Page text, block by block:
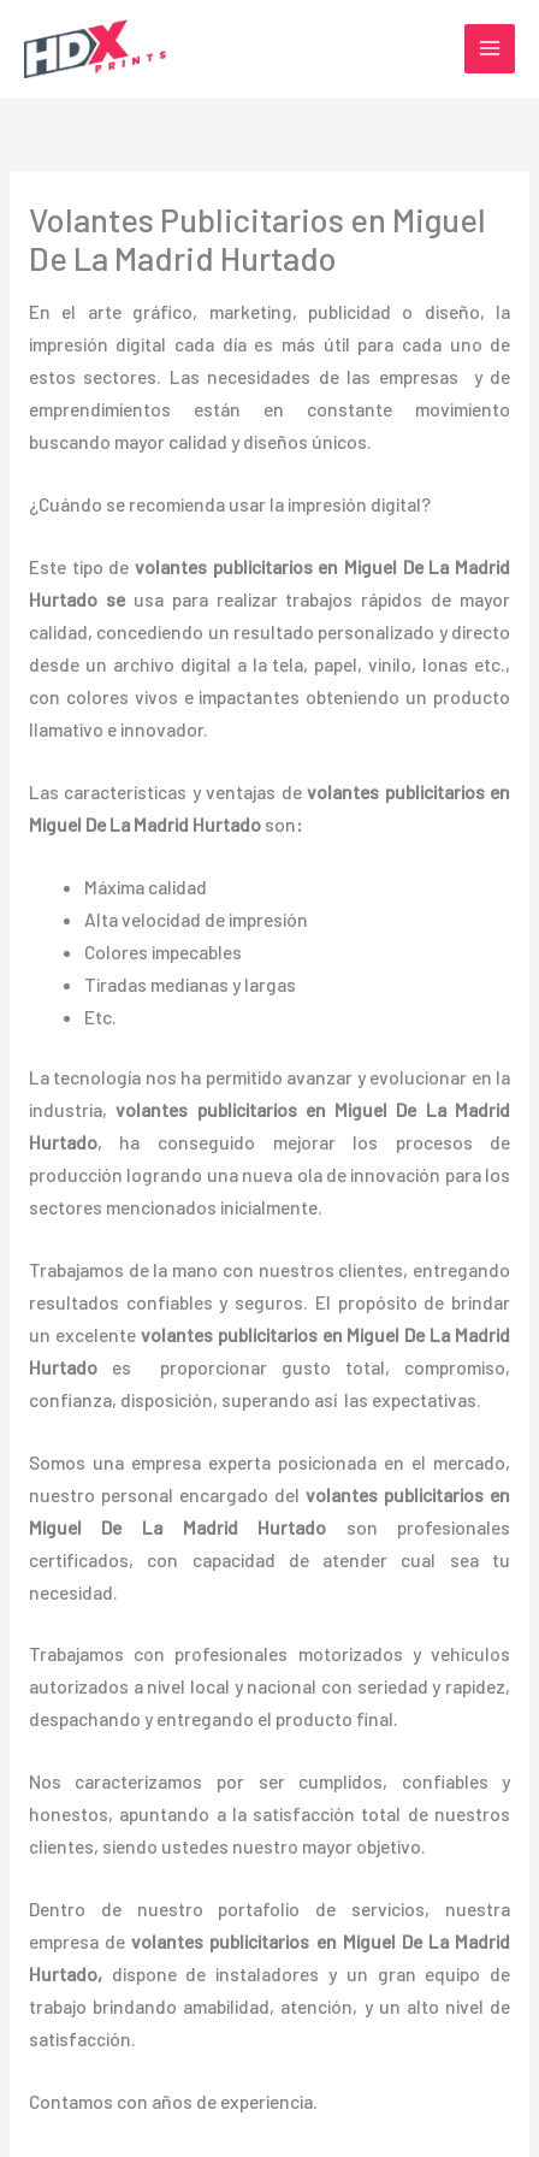
contenido
Volantes Publicitarios en Miguel
De La Madrid Hurtado
En el arte gráfico, marketing, publicidad o diseño, la
impresión digital cada día es más útil para cada uno de
estos sectores. Las necesidades de las empresas y de
emprendimientos están en constante movimiento
buscando mayor calidad y diseños únicos.
¿Cuándo se recomienda usar la impresión digital?
Este tipo de volantes publicitarios en Miguel De La Madrid
Hurtado seusa para realizar trabajos rápidos de mayor
calidad, concediendo un resultado personalizado y directo
desde un archivo digital a la tela, papel, vinilo, lonas etc.,
con colores vivos e impactantes obteniendo un producto
llamativo e innovador.
Las características y ventajas devolantes publicitariosen
Miguel De La Madrid Hurtado son:
Máxima calidad
Alta velocidad de impresión
Colores impecables
Tiradas medianas y largas
Etc.
La tecnología nos ha permitido avanzar y evolucionar en la
industria,volantes publicitariosen Miguel De La Madrid
Hurtado, ha conseguido mejorar los procesos de
producción logrando una nueva ola de innovación para los
sectores mencionados inicialmente.
Trabajamos de la mano con nuestros clientes, entregando
resultados confiables y seguros. El propósito de brindar
un excelente volantespublicitariosen Miguel De La Madrid
Hurtado es proporcionar gusto total, compromiso,
confianza, disposición, superando así las expectativas.
Somos una empresa experta posicionada en el mercado,
nuestro personal encargado delvolantes publicitarios en
Miguel De La Madrid Hurtado son profesionales
certificados, con capacidad de atender cual sea tu
necesidad.
Trabajamos con profesionales motorizados y vehículos
autorizados a nivel local y nacional con seriedad y rapidez,
despachando y entregando el producto final.
Nos caracterizamos por ser cumplidos, confiables y
honestos, apuntando a la satisfacción total de nuestros
clientes, siendo ustedes nuestro mayor objetivo.
Dentro de nuestro portafolio de servicios, nuestra
empresa devolantes publicitarios en Miguel De La Madrid
Hurtado,dispone de instaladores y un gran equipo de
trabajo brindando amabilidad, atención, y un alto nivel de
satisfacción.
Contamos con años de experiencia.